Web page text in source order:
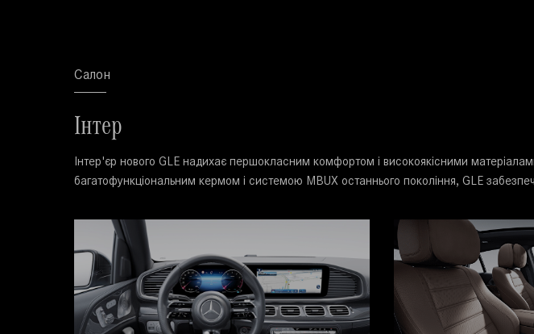
Салон
Інтер
Інтер'єр нового GLE надихає першокласним комфортом і високоякісними
багатофункціональним кермом і системою MBUX останнього покоління, GLE